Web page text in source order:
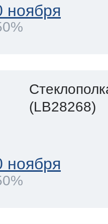
ноября
(LB28268)
ноября